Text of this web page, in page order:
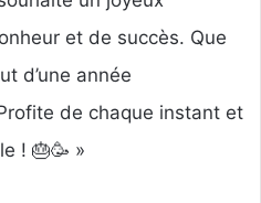
et de succès. Que
d’une année
de chaque instant et
! 🎂🥳 »